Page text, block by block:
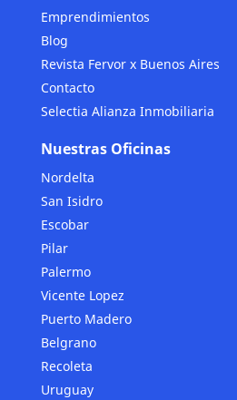
Emprendimientos
Blog
Revista Fervor x Buenos Aires
Contacto
Selectia Alianza Inmobiliaria
Nuestras Oficinas
Nordelta
San Isidro
Escobar
Pilar
Palermo
Vicente Lopez
Puerto Madero
Belgrano
Recoleta
Uruguay